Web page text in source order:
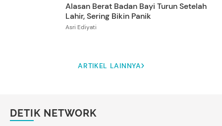
Alasan Berat Badan Bayi Turun Setelah
Lahir, Sering Bikin Panik
Asri Ediyati
ARTIKEL LAINNYA
DETIK NETWORK